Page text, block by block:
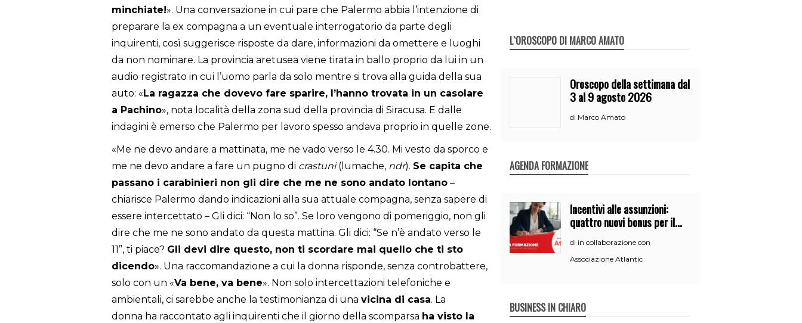
minchiate!». Una conversazione in cui pare che Palermo abbia l’intenzione di
preparare la ex compagna a un eventuale interrogatorio da parte degli
inquirenti, così suggerisce risposte da dare, informazioni da omettere e luoghi
da non nominare. La provincia aretusea viene tirata in ballo proprio da lui in un
audio registrato in cui l’uomo parla da solo mentre si trova alla guida della sua
auto: «La ragazza che dovevo fare sparire, l’hanno trovata in un casolare
a Pachino», nota località della zona sud della provincia di Siracusa. E dalle
indagini è emerso che Palermo per lavoro spesso andava proprio in quelle zone.
«Me ne devo andare a mattinata, me ne vado verso le 4.30. Mi vesto da sporco e
me ne devo andare a fare un pugno di crastuni(lumache, ndr). Se capita che
passano i carabinieri non gli dire che me ne sono andato lontano –
chiarisce Palermo dando indicazioni alla sua attuale compagna, senza sapere di
essere intercettato – Gli dici: “Non lo so”. Se loro vengono di pomeriggio, non gli
dire che me ne sono andato da questa mattina. Gli dici: “Se n’è andato verso le
11”, ti piace? Gli devi dire questo, non ti scordare mai quello che ti sto
dicendo». Una raccomandazione a cui la donna risponde, senza controbattere,
solo con un «Va bene, va bene». Non solo intercettazioni telefoniche e
ambientali, ci sarebbe anche la testimonianza di una vicina di casa. La
donna ha raccontato agli inquirenti che il giorno della scomparsa ha visto la
L`OROSCOPO DI MARCO AMATO
Oroscopo della settimana dal
3 al 9 agosto 2026
di Marco Amato
AGENDA FORMAZIONE
Incentivi alle assunzioni:
quattro nuovi bonus per il
di in collaborazione con
Associazione Atlantic
BUSINESS IN CHIARO